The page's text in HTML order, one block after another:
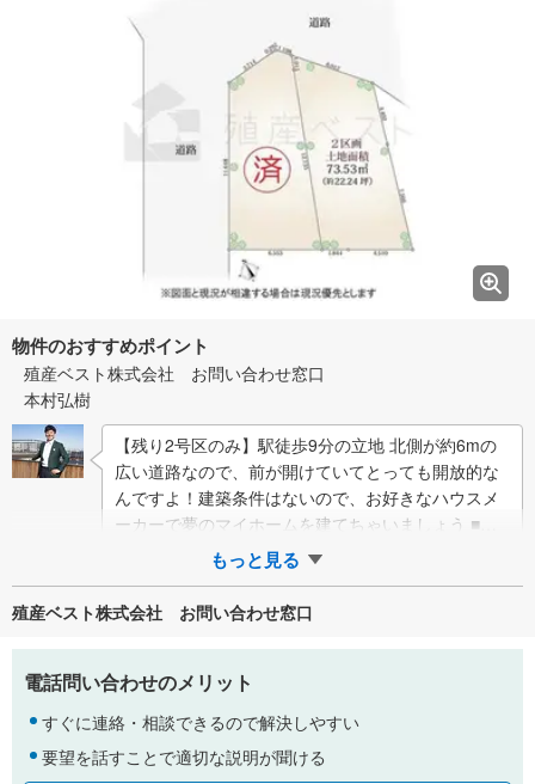
物件のおすすめポイント
殖産ベスト株式会社 お問い合わせ窓口
本村弘樹
【残り2号区のみ】駅徒歩9分の立地 北側が約6mの
広い道路なので、前が開けていてとっても開放的な
んですよ！建築条件はないので、お好きなハウスメ
ーカーで夢のマイホームを建てちゃいましょう ■開
放感のある前面道路前面道路は北東・北西と…
もっと見る
殖産ベスト株式会社 お問い合わせ窓口
電話問い合わせのメリット
すぐに連絡・相談できるので解決しやすい
要望を話すことで適切な説明が聞ける